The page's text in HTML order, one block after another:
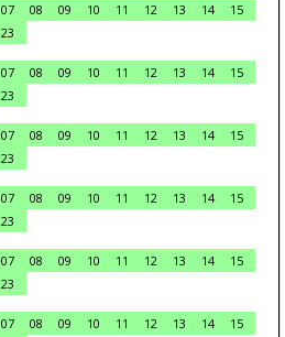
07 08 09 10 11 12 13 14
15
23
07 08 09 10 11 12 13 14
15
23
07 08 09 10 11 12 13 14
15
23
07 08 09 10 11 12 13 14
15
23
07 08 09 10 11 12 13 14
15
23
07 08 09 10 11 12 13 14
15